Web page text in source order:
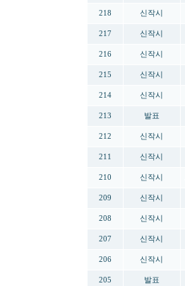
218 신작시
217 신작시
216 신작시
215 신작시
214 신작시
213 발표
212 신작시
211 신작시
210 신작시
209 신작시
208 신작시
207 신작시
206 신작시
205 발표